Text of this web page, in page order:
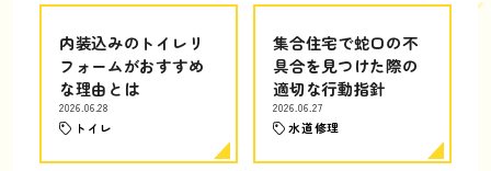
内装込みのトイレリ
フォームがおすすめ
な理由とは
2026.06.28
トイレ
集合住宅で蛇口の不
具合を見つけた際の
適切な行動指針
2026.06.27
水道修理